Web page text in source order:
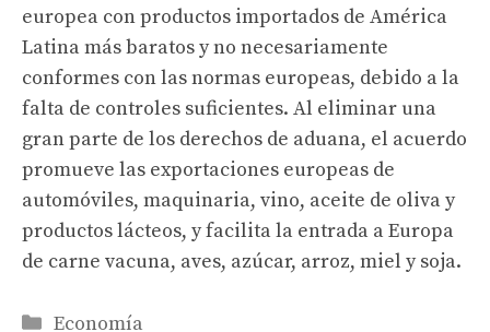
europea con productos importados de América
Latina más baratos y no necesariamente
conformes con las normas europeas, debido a la
falta de controles suficientes. Al eliminar una
gran parte de los derechos de aduana, el acuerdo
promueve las exportaciones europeas de
automóviles, maquinaria, vino, aceite de oliva y
productos lácteos, y facilita la entrada a Europa
de carne vacuna, aves, azúcar, arroz, miel y soja.
Categorías
Economía